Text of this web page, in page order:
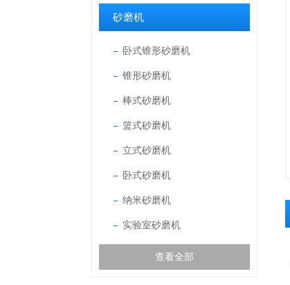
砂磨机
卧式锥形砂磨机
锥形砂磨机
棒式砂磨机
篮式砂磨机
立式砂磨机
卧式砂磨机
纳米砂磨机
实验室砂磨机
查看全部